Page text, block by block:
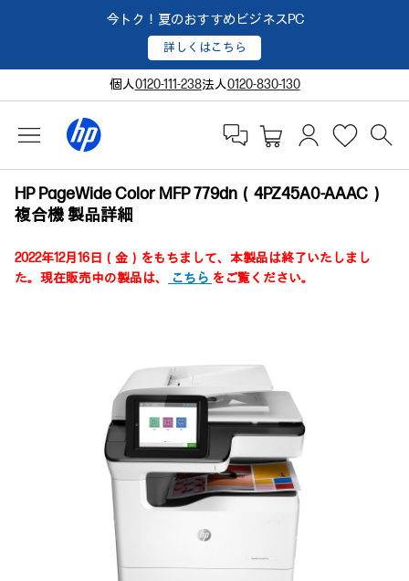
今トク！夏のおすすめビジネスPC
詳しくはこちら
個人0120-111-238法人0120-830-130
HP PageWide Color MFP 779dn（4PZ45A0-AAAC）
複合機 製品詳細
2022年12月16日（金）をもちまして、本製品は終了いたしまし
た。現在販売中の製品は、
こちら をご覧ください。